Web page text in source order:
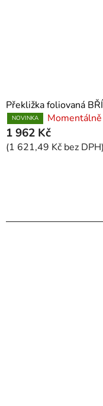
Překližka foliovaná
NOVINKA
1 962 Kč
(1 621,49 Kč bez DPH)